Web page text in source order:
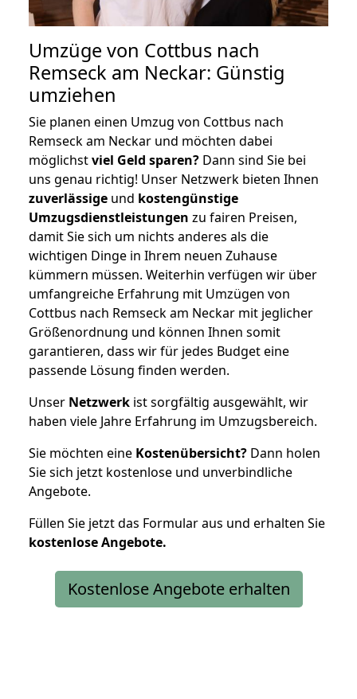
Umzüge von Cottbus nach
Remseck am Neckar: Günstig
umziehen
Sie planen einen Umzug von Cottbus nach
Remseck am Neckar und möchten dabei
möglichstviel Geld sparen? Dann sind Sie bei
uns genau richtig! Unser Netzwerk bieten Ihnen
zuverlässige und kostengünstige
Umzugsdienstleistungen zu fairen Preisen,
damit Sie sich um nichts anderes als die
wichtigen Dinge in Ihrem neuen Zuhause
kümmern müssen. Weiterhin verfügen wir über
umfangreiche Erfahrung mit Umzügen von
Cottbus nach Remseck am Neckar mit jeglicher
Größenordnung und können Ihnen somit
garantieren, dass wir für jedes Budget eine
passende Lösung finden werden.
Unser Netzwerk ist sorgfältig ausgewählt, wir
haben viele Jahre Erfahrung im Umzugsbereich.
Sie möchten eine Kostenübersicht? Dann holen
Sie sich jetzt kostenlose und unverbindliche
Angebote.
Füllen Sie jetzt das Formular aus und erhalten Sie
kostenloseAngebote.
Kostenlose Angebote erhalten